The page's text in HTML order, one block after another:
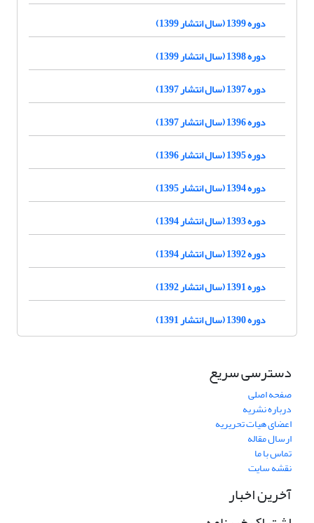
دوره 1399 (سال انتشار 1399)
دوره 1398 (سال انتشار 1399)
دوره 1397 (سال انتشار 1397)
دوره 1396 (سال انتشار 1397)
دوره 1395 (سال انتشار 1396)
دوره 1394 (سال انتشار 1395)
دوره 1393 (سال انتشار 1394)
دوره 1392 (سال انتشار 1394)
دوره 1391 (سال انتشار 1392)
دوره 1390 (سال انتشار 1391)
دسترسی سریع
صفحه اصلی
درباره نشریه
اعضای هیات تحریریه
ارسال مقاله
تماس با ما
نقشه سایت
آخرین اخبار